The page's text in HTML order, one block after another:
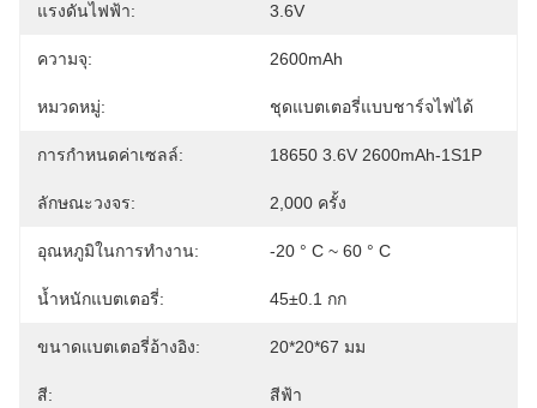
แรงดันไฟฟ้า: 3.6V
ความจุ: 2600mAh
หมวดหมู่: ชุดแบตเตอรี่แบบชาร์จไฟได้
การกำหนดค่าเซลล์: 18650 3.6V 2600mAh-1S1P
ลักษณะวงจร: 2,000 ครั้ง
อุณหภูมิในการทำงาน: -20 ° C ~ 60 ° C
น้ำหนักแบตเตอรี่: 45±0.1 กก
ขนาดแบตเตอรี่อ้างอิง: 20*20*67 มม
สี: สีฟ้า